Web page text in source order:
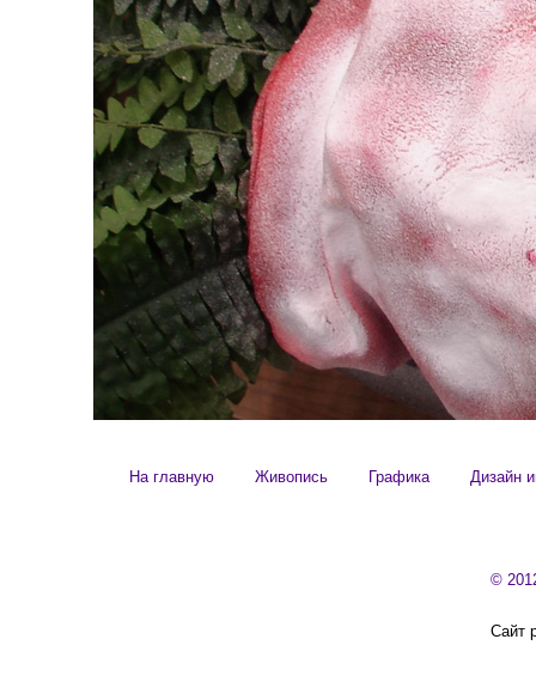
На главную Живопись Графика Дизайн
©
Сайт